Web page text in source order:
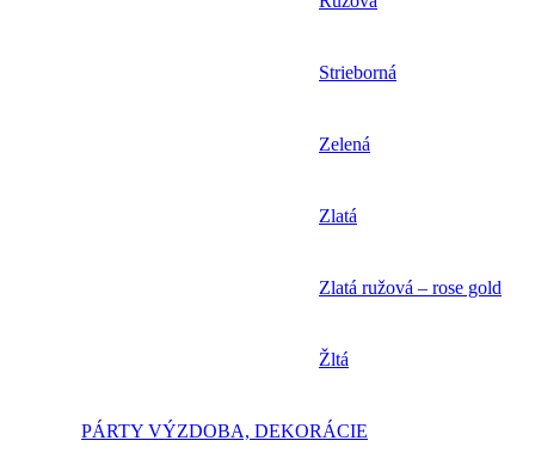
Strieborná
Zelená
Zlatá
Zlatá ružová – rose gold
Žltá
PÁRTY VÝZDOBA, DEKORÁCIE